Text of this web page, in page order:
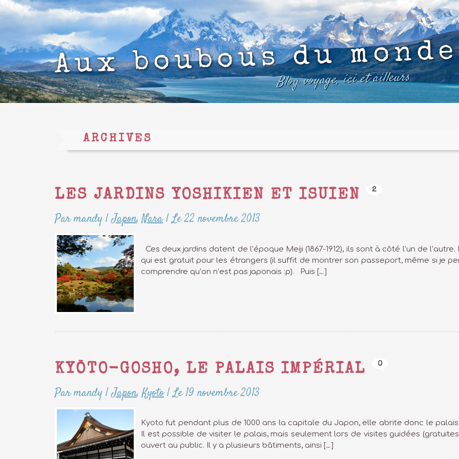
Aux boubous du monde
Blog voyage, ici et ailleurs
ARCHIVES
LES JARDINS YOSHIKIEN ET ISUIEN 2
Par mandy|Japon,Nara|Le 22 novembre 2013
Ces deux jardins datent de l’époque Meiji (1867-1912), ils sont à côté l’un de
qui est gratuit pour les étrangers (il suffit de montrer son passeport, même si je
comprendre qu’on n’est pas japonais :p). Puis […]
KYŌTO-GOSHO, LE PALAIS IMPÉRIAL 0
Par mandy|Japon,Kyoto|Le 19 novembre 2013
Kyoto fut pendant plus de 1000 ans la capitale du Japon, elle abrite donc le
Il est possible de visiter le palais, mais seulement lors de visites guidées
ouvert au public. Il y a plusieurs bâtiments, ainsi […]